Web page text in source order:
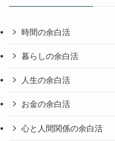
時間の余白活
暮らしの余白活
人生の余白活
お金の余白活
心と人間関係の余白活